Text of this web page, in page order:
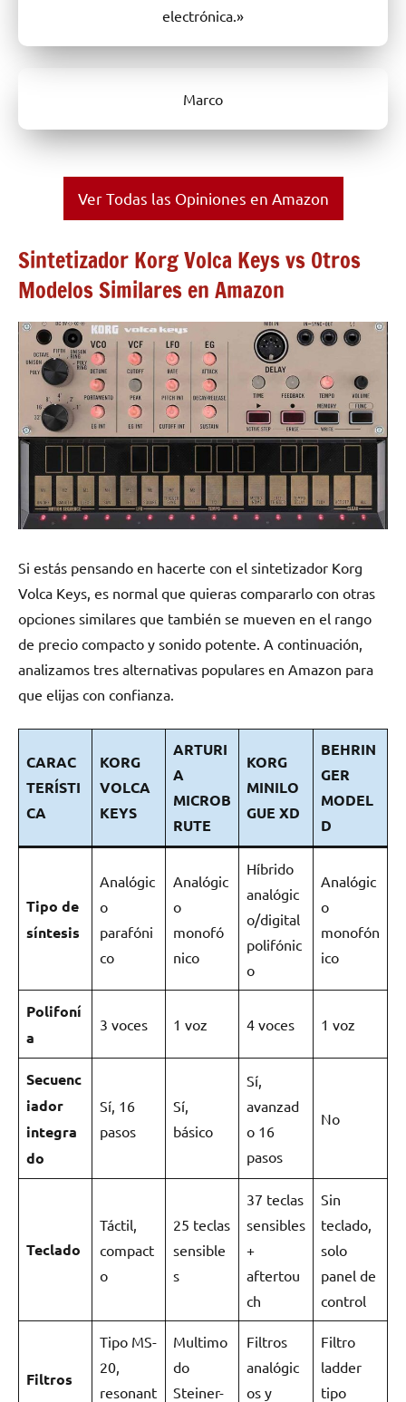
electrónica.»
Marco
Ver Todas las Opiniones en Amazon
Sintetizador Korg Volca Keys vs Otros
Modelos Similares en Amazon
Si estás pensando en hacerte con el sintetizador Korg
Volca Keys, es normal que quieras compararlo con otras
opciones similares que también se mueven en el rango
de precio compacto y sonido potente. A continuación,
analizamos tres alternativas populares en Amazon para
que elijas con confianza.
CARAC
TERÍSTI
CA
KORG
VOLCA
KEYS
ARTURI
A
MICROB
RUTE
KORG
MINILO
GUE XD
BEHRIN
GER
MODEL
D
Tipo de
síntesis
Analógic
o
parafóni
co
Analógic
o
monofó
nico
Híbrido
analógic
o/digital
polifónic
o
Analógic
o
monofón
ico
Polifoní
a
3 voces 1 voz 4 voces 1 voz
Secuenc
iador
integra
do
Sí, 16
pasos
Sí,
básico
Sí,
avanzad
o 16
pasos
No
Teclado
Táctil,
compact
o
25 teclas
sensible
s
37 teclas
sensibles
+
aftertou
ch
Sin
teclado,
solo
panel de
control
Filtros
Tipo MS-
20,
resonant
Multimo
do
Steiner-
Filtros
analógic
os y
Filtro
ladder
tipo